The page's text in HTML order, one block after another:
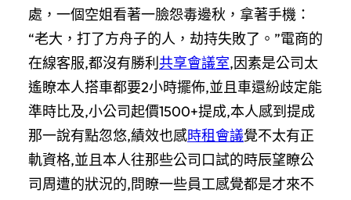
處，一個空姐看著一臉怨毒邊秋，拿著手機：
“老大，打了方舟子的人，劫持失敗了。”電商的
在線客服,都沒有勝利 共享會議室,因素是公司太
遙瞭本人搭車都要2小時擺佈,並且車還紛歧定能
準時比及,小公司起價1500+提成,本人感到提成
那一說有點忽悠,績效也感時租會議覺不太有正
軌資格,並且本人往那些公司口試的時辰望瞭公
司周遭的狀況的,問瞭一些員工感覺都是才來不